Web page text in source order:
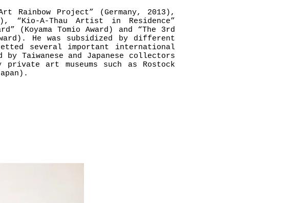
Rainbow Project” (Germany, 2013),
“Kio-A-Thau Artist in Residence”
(Koyama Tomio Award) and “The 3rd
He was subsidized by different
several important international
Taiwanese and Japanese collectors
art museums such as Rostock